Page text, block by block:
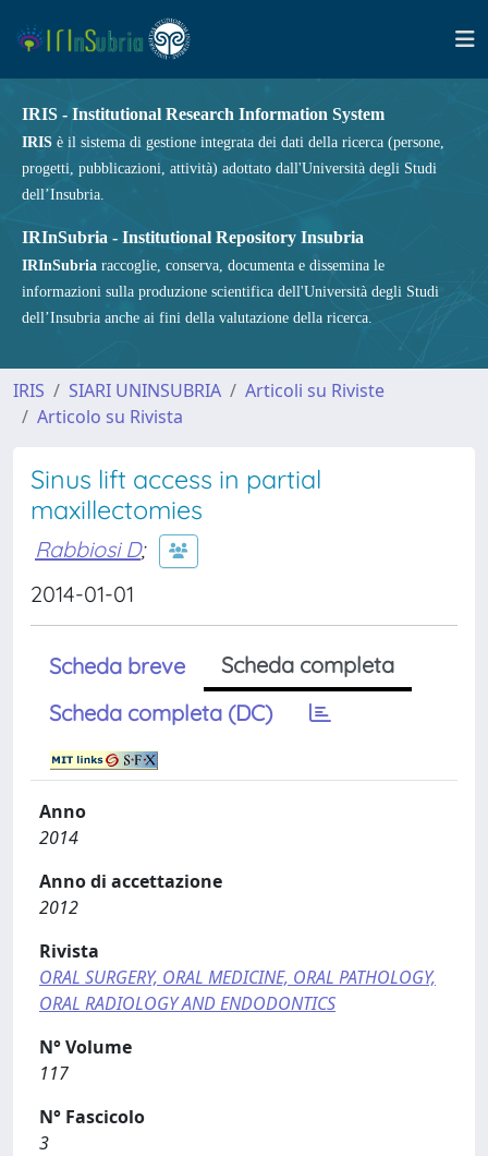
IRIS - Institutional Research Information System
IRIS è il sistema di gestione integrata dei dati della ricerca (persone,
progetti, pubblicazioni, attività) adottato dall'Università degli Studi
dell’Insubria.
IRInSubria - Institutional Repository Insubria
IRInSubria raccoglie, conserva, documenta e dissemina le
informazioni sulla produzione scientifica dell'Università degli Studi
dell’Insubria anche ai fini della valutazione della ricerca.
IRIS SIARI UNINSUBRIA
Articoli su Riviste
Articolo su Rivista
Sinus lift access in partial
maxillectomies
Rabbiosi D;
2014-01-01
Scheda breve
Scheda completa
Scheda completa (DC)
Anno
2014
Anno di accettazione
2012
Rivista
ORAL SURGERY, ORAL MEDICINE, ORAL PATHOLOGY,
ORAL RADIOLOGY AND ENDODONTICS
N° Volume
117
N° Fascicolo
3